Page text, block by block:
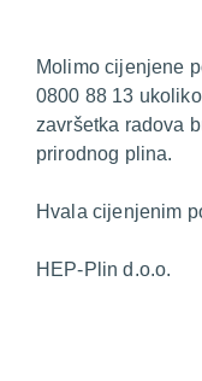
Molimo cijenjene
0800 88 13
završetka radova
prirodnog plina.
Hvala cijenjenim
HEP-Plin d.o.o.